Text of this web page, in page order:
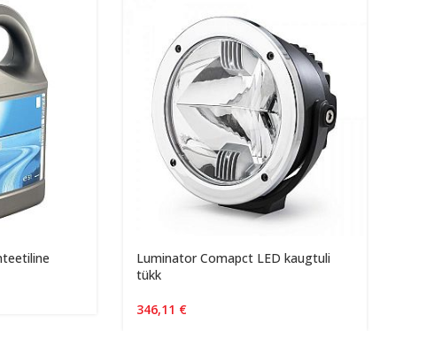
Luminator Comapct LED kaugtuli
tükk
346,11 €